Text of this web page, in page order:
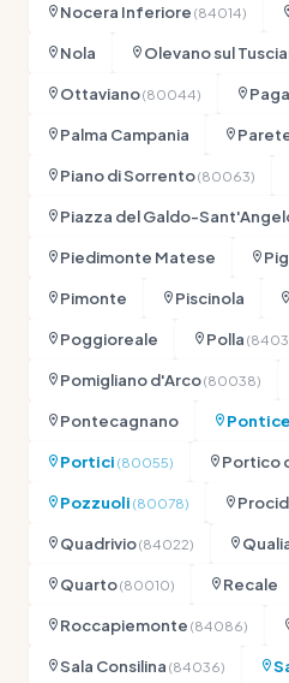
Nocera Inferiore (84014)
Nola
Olevano sul
Ottaviano(80044)
Palma Campania
Piano di Sorrento(80063)
Piazza del Galdo-
Piedimonte Matese
Pimonte Piscinola
Poggioreale
Polla
Pomigliano d'Arco(80038)
Pontecagnano
Portici (80055) Portico
Pozzuoli (80078)
Quadrivio(84022)
Quarto(80010)
Recale
Roccapiemonte (84086)
Sala Consilina (84036)